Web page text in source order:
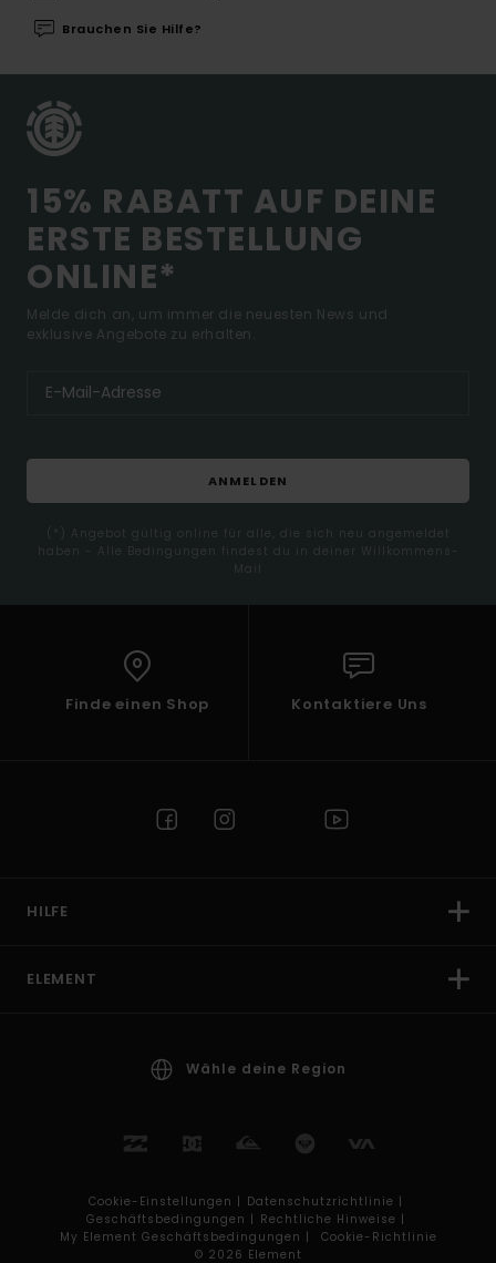
Brauchen Sie Hilfe?
15% RABATT AUF DEINE
ERSTE BESTELLUNG
ONLINE*
Melde dich an, um immer die neuesten News und
exklusive Angebote zu erhalten.
ANMELDEN
(*) Angebot gültig online für alle, die sich neu angemeldet
haben - Alle Bedingungen findest du in deiner Willkommens-
Mail
Finde einen Shop Kontaktiere Uns
HILFE
ELEMENT
Wähle deine Region
Cookie-Einstellungen | Datenschutzrichtlinie |
Geschäftsbedingungen | Rechtliche Hinweise |
My Element Geschäftsbedingungen |
Cookie-Richtlinie
© 2026 Element